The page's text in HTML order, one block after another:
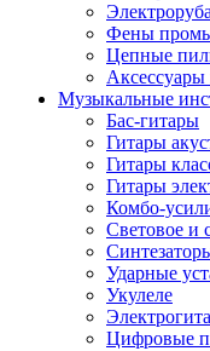
Фены
Цепные
Музыкальные
Бас-гитары
Гитары
Гитары
Гитары
Комбо-
Световое и
Ударные
Укулеле
Цифровые